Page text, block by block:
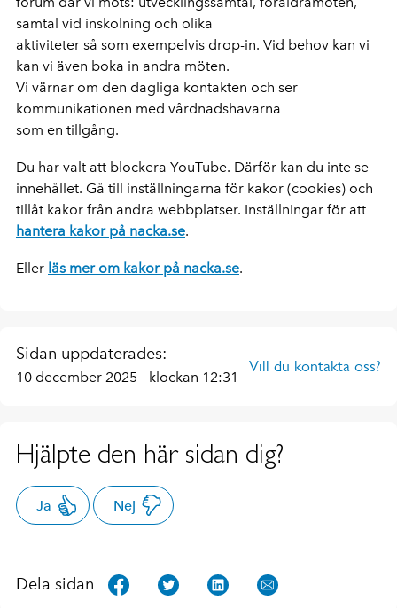
samtal vid inskolning och olika
aktiviteter så som exempelvis drop-in. Vid behov kan vi
kan vi även boka in andra möten.
Vi värnar om den dagliga kontakten och ser
kommunikationen med vårdnadshavarna
som en tillgång.
Du har valt att blockera YouTube. Därför kan du inte se
innehållet. Gå till inställningarna för kakor (cookies) och
tillåt kakor från andra webbplatser. Inställningar för att
hantera kakor på nacka.se.
Eller läs mer om kakor på nacka.se.
Sidan uppdaterades:
10 december 2025 klockan 12:31
Vill du kontakta oss?
Hjälpte den här sidan dig?
Ja Nej
Dela sidan